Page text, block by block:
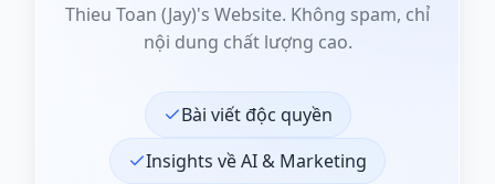
Thieu Toan (Jay)'s Website. Không spam, chỉ
nội dung chất lượng cao.
Bài viết độc quyền
Insights về AI & Marketing